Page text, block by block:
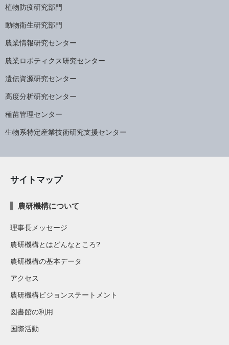
植物防疫研究部門
動物衛生研究部門
農業情報研究センター
農業ロボティクス研究センター
遺伝資源研究センター
高度分析研究センター
種苗管理センター
生物系特定産業技術研究支援センター
サイトマップ
農研機構について
理事長メッセージ
農研機構とはどんなところ?
農研機構の基本データ
アクセス
農研機構ビジョンステートメント
図書館の利用
国際活動